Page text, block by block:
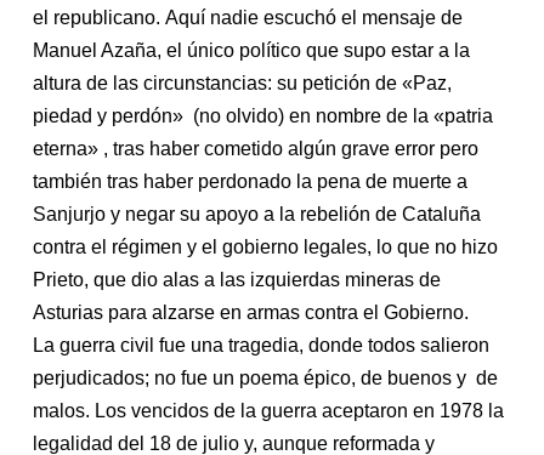
el republicano. Aquí nadie escuchó el mensaje de
Manuel Azaña, el único político que supo estar a la
altura de las circunstancias: su petición de «Paz,
piedad y perdón» (no olvido) en nombre de la «patria
eterna» , tras haber cometido algún grave error pero
también tras haber perdonado la pena de muerte a
Sanjurjo y negar su apoyo a la rebelión de Cataluña
contra el régimen y el gobierno legales, lo que no hizo
Prieto, que dio a las a las izquierdas mineras de
Asturias para alzarse en armas contra el Gobierno.
La guerra civil fue una tragedia, donde todos salieron
perjudicados; no fue un poema épico, de buenos y de
malos. Los vencidos de la guerra aceptaron en 1978 la
legalidad del 18 de julio y, aunque reformada y